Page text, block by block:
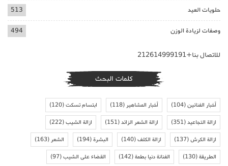
حلويات العيد 513
وصفات لزيادة الوزن 494
للاتصال بنا+212614999191
كلمات البحث
أخبار الفنانين(104) أخبار المشاهير(118) ابتسام تسكت(120)
ازالة التجاعيد(351) ازالة الشعر الزائد(151) ازالة الشيب(222)
ازالة الكرش(137) ازالة الكلف(140) البشرة(194) الشعر(163)
الطريقة(130) الفنانة دنيا بطمة(142) القضاء على الشيب(97)